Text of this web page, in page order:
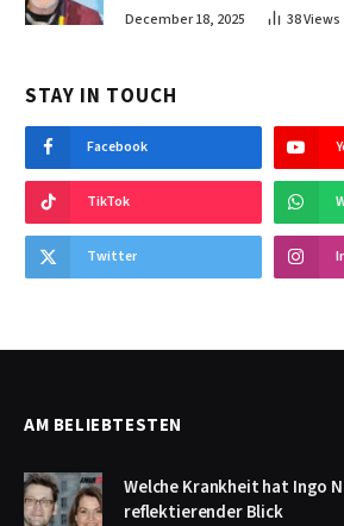
December 18, 2025 38Views
STAY IN TOUCH
Facebook
TikTok
Twitter
AM BELIEBTESTEN
Welche Krankheit hat Ingo
reflektierender Blick